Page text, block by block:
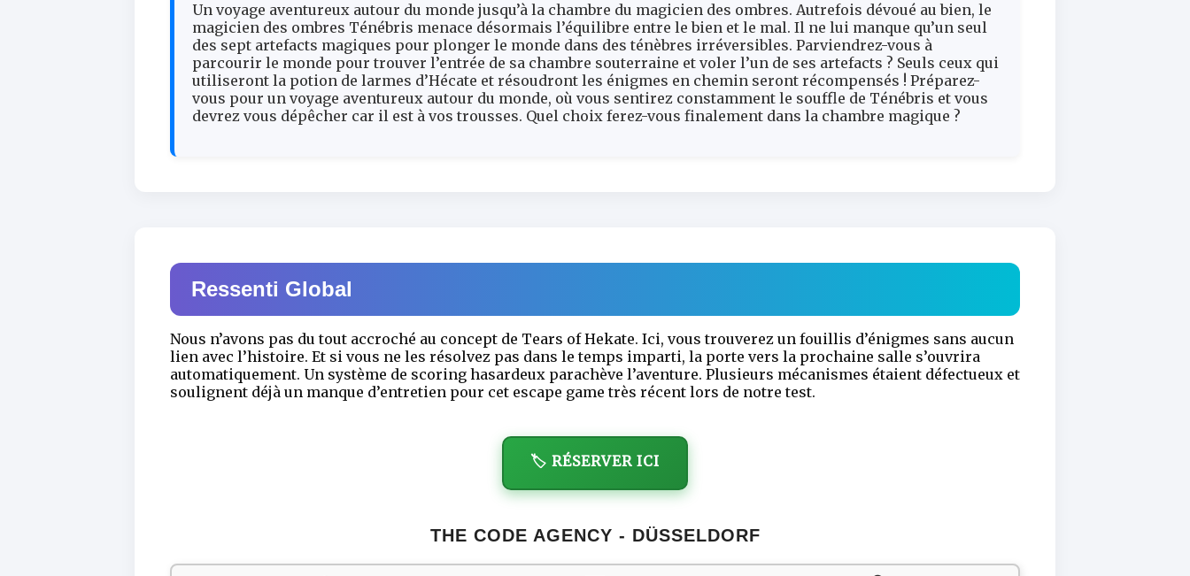
Un voyage aventureux autour du monde jusqu’à la chambre du magicien des ombres. Autrefois dévoué au bien, le
magicien des ombres Ténébris menace désormais l’équilibre entre le bien et le mal. Il ne lui manque qu’un seul
des sept artefacts magiques pour plonger le monde dans des ténèbres irréversibles. Parviendrez-vous à
parcourir le monde pour trouver l’entrée de sa chambre souterraine et voler l’un de ses artefacts ? Seuls ceux qui
utiliseront la potion de larmes d’Hécate et résoudront les énigmes en chemin seront récompensés ! Préparez-
vous pour un voyage aventureux autour du monde, où vous sentirez constamment le souffle de Ténébris et vous
devrez vous dépêcher car il est à vos trousses. Quel choix ferez-vous finalement dans la chambre magique ?
Ressenti Global
Nous n’avons pas du tout accroché au concept de Tears of Hekate. Ici, vous trouverez un fouillis d’énigmes sans aucun
lien avec l’histoire. Et si vous ne les résolvez pas dans le temps imparti, la porte vers la prochaine salle s’ouvrira
automatiquement. Un système de scoring hasardeux parachève l’aventure. Plusieurs mécanismes étaient défectueux et
soulignent déjà un manque d’entretien pour cet escape game très récent lors de notre test.
🏷️ RÉSERVER ICI
THE CODE AGENCY - DÜSSELDORF